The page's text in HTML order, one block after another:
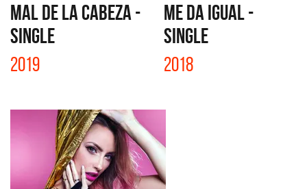
MAL DE LA CABEZA -
SINGLE
2019
ME DA IGUAL -
SINGLE
2018